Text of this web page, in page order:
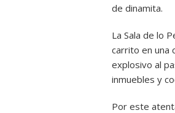
de dinamita.
La Sala de lo
carrito en una
explosivo al
inmuebles y
Por este